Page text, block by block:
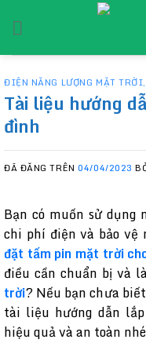
đến
ĐIỆN NĂNG LƯỢNG MẶT TRỜI,
Tài liệu hướng
đình
ĐÃ ĐĂNG TRÊN04/04/2023
Bạn có muốn sử
chi phí điện và bảo vệ
đặt tấm pin mặt trời
điều cần chuẩn bị và
trời? Nếu bạn chưa
tài liệu hướng dẫn
hiệu quả và an toàn